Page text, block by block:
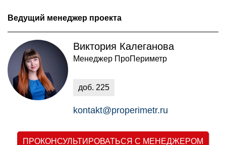
Ведущий менеджер проекта
Виктория Калеганова
Менеджер ПроПериметр
доб. 225
kontakt@properimetr.ru
ПРОКОНСУЛЬТИРОВАТЬСЯ С МЕНЕДЖЕРОМ